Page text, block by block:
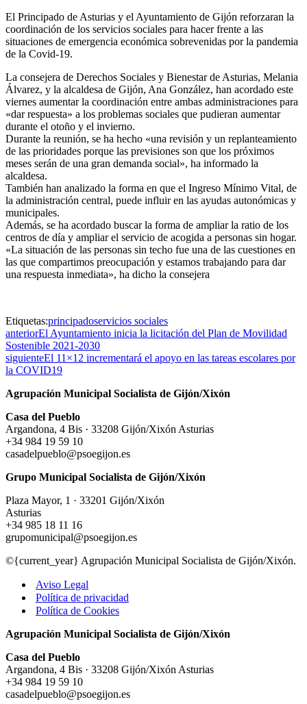
El Principado de Asturias y el Ayuntamiento de Gijón reforzaran la
coordinación de los servicios sociales para hacer frente a las
situaciones de emergencia económica sobrevenidas por la pandemia
de la Covid-19.
La consejera de Derechos Sociales y Bienestar de Asturias, Melania
Álvarez, y la alcaldesa de Gijón, Ana González, han acordado este
viernes aumentar la coordinación entre ambas administraciones para
«dar respuesta» a los problemas sociales que pudieran aumentar
durante el otoño y el invierno.
Durante la reunión, se ha hecho «una revisión y un replanteamiento
de las prioridades porque las previsiones son que los próximos
meses serán de una gran demanda social», ha informado la
alcaldesa.
También han analizado la forma en que el Ingreso Mínimo Vital, de
la administración central, puede influir en las ayudas autonómicas y
municipales.
Además, se ha acordado buscar la forma de ampliar la ratio de los
centros de día y ampliar el servicio de acogida a personas sin hogar.
«La situación de las personas sin techo fue una de las cuestiones en
las que compartimos preocupación y estamos trabajando para dar
una respuesta inmediata», ha dicho la consejera
Etiquetas:principadoservicios sociales
anteriorEl Ayuntamiento inicia la licitación del Plan de Movilidad
Sostenible 2021-2030
siguienteEl 11×12 incrementará el apoyo en las tareas escolares por
la COVID19
Agrupación Municipal Socialista de Gijón/Xixón
Casa del Pueblo
Argandona, 4 Bis · 33208 Gijón/Xixón Asturias
+34 984 19 59 10
casadelpueblo@psoegijon.es
Grupo Municipal Socialista de Gijón/Xixón
Plaza Mayor, 1 · 33201 Gijón/Xixón
Asturias
+34 985 18 11 16
grupomunicipal@psoegijon.es
©{current_year} Agrupación Municipal Socialista de Gijón/Xixón.
Aviso Legal
Política de privacidad
Política de Cookies
Agrupación Municipal Socialista de Gijón/Xixón
Casa del Pueblo
Argandona, 4 Bis · 33208 Gijón/Xixón Asturias
+34 984 19 59 10
casadelpueblo@psoegijon.es